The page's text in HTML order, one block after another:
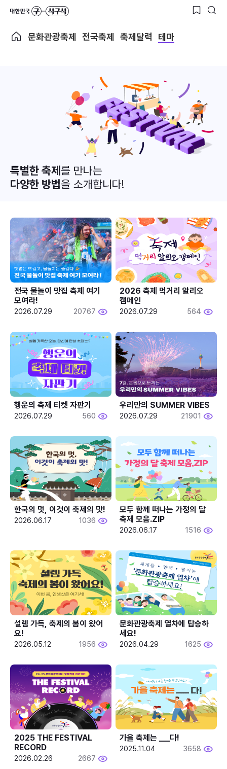
문화관광축제 전국축제 축제달력 테마
특별한 축제를 만나는
다양한 방법을 소개합니다!
전국 물놀이 맛집 축제 여기
모여라!
2026.07.29 20767
2026 축제 먹거리 알리오
캠페인
2026.07.29 564
행운의 축제 티켓 자판기
2026.07.29 560
우리만의 SUMMER VIBES
2026.07.29 21901
한국의 멋, 이것이 축제의 맛!
2026.06.17 1036
모두 함께 떠나는 가정의 달
축제 모음.ZIP
2026.06.17 1516
설렘 가득, 축제의 봄이 왔어
요!
2026.05.12 1956
문화관광축제 열차에 탑승하
세요!
2026.04.29 1625
2025 THE FESTIVAL
RECORD
2026.02.26 2667
2025.11.04 3658